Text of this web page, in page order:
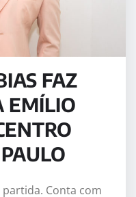
FAZ
EMÍLIO
Conta com